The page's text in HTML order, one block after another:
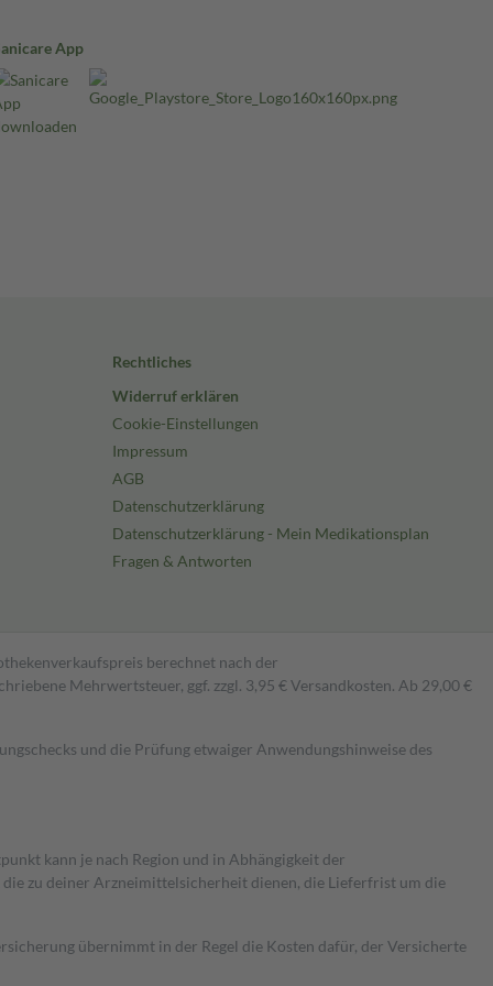
App
Rechtliches
Widerruf erklären
Cookie-Einstellungen
Impressum
AGB
Datenschutzerklärung
Datenschutzerklärung - Mein Medikationsplan
Fragen & Antworten
berechnet nach der
Mehrwertsteuer, ggf. zzgl. 3,95 € Versandkosten. Ab 29,00 €
und die Prüfung etwaiger Anwendungshinweise des
kann je nach Region und in Abhängigkeit der
zu deiner Arzneimittelsicherheit dienen, die Lieferfrist um die
übernimmt in der Regel die Kosten dafür, der Versicherte